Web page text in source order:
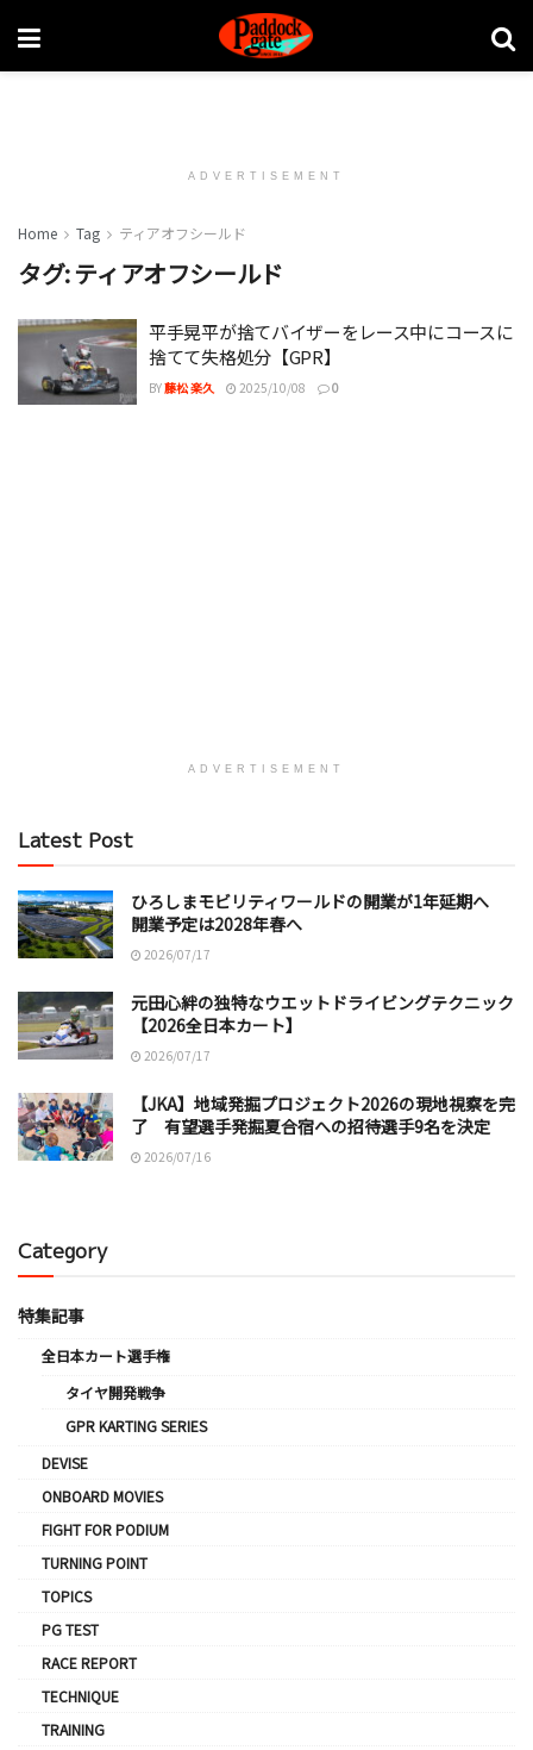
ADVERTISEMENT
Home Tag ティアオフシールド
タグ:ティアオフシールド
平手晃平が捨てバイザーをレース中にコースに
捨てて失格処分【GPR】
BY藤松 楽久 2025/10/08 0
ADVERTISEMENT
Latest Post
ひろしまモビリティワールドの開業が1年延期へ
開業予定は2028年春へ
2026/07/17
元田心絆の独特なウエットドライビングテクニック
【2026全日本カート】
2026/07/17
【JKA】地域発掘プロジェクト2026の現地視察を完
了 有望選手発掘夏合宿への招待選手9名を決定
2026/07/16
Category
特集記事
全日本カート選手権
タイヤ開発戦争
GPR KARTING SERIES
DEVISE
ONBOARD MOVIES
FIGHT FOR PODIUM
TURNING POINT
TOPICS
PG TEST
RACE REPORT
TECHNIQUE
TRAINING